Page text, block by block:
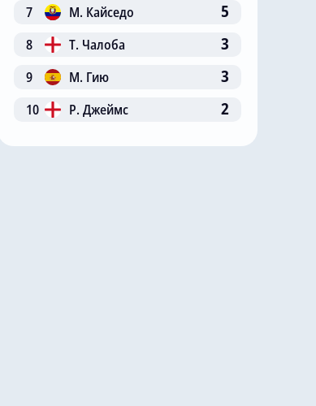
7 М. Кайседо 5
8 Т. Чалоба 3
9 М. Гию 3
10 Р. Джеймс 2